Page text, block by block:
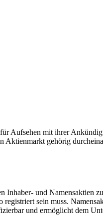
Aufsehen mit ihrer
gehörig
und Namensaktien
sein muss.
und ermöglicht dem